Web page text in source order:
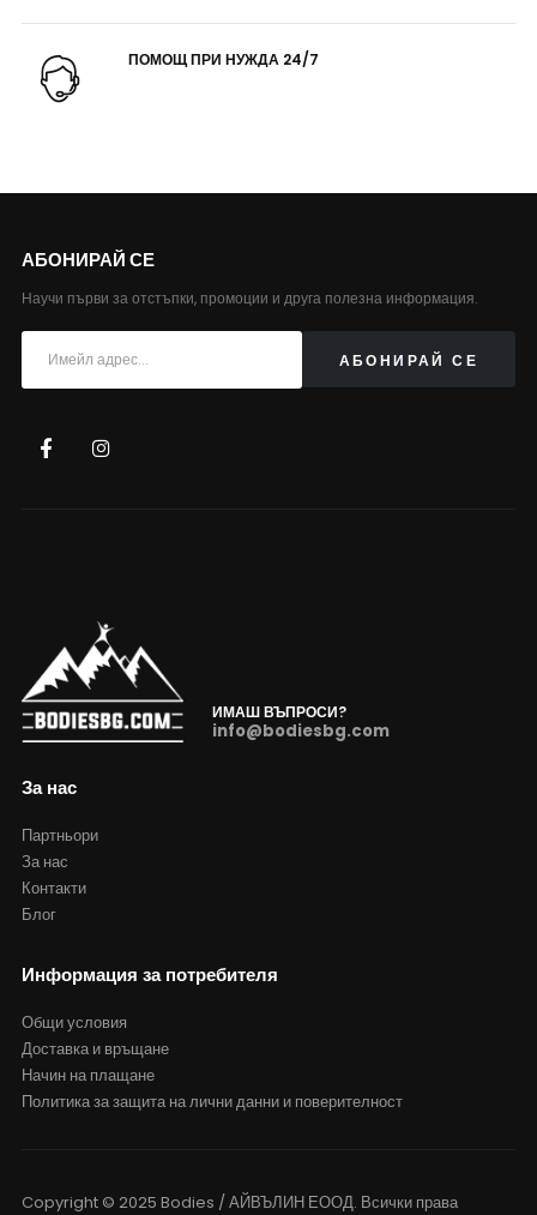
ПОМОЩ ПРИ НУЖДА 24/7
АБОНИРАЙ СЕ
Научи първи за отстъпки, промоции и друга полезна информация.
ИМАШ ВЪПРОСИ?
info@bodiesbg.com
За нас
Партньори
За нас
Контакти
Блог
Информация за потребителя
Общи условия
Доставка и връщане
Начин на плащане
Политика за защита на лични данни и поверителност
Copyright © 2025 Bodies / АЙВЪЛИН ЕООД. Всички права